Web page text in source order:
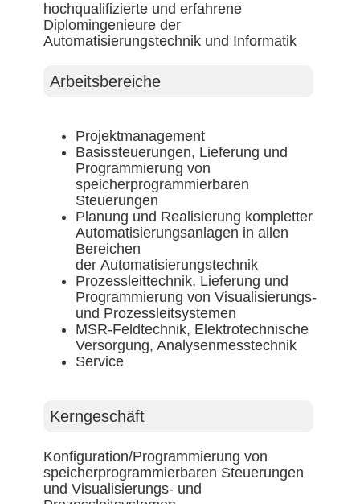
hochqualifizierte und erfahrene
Diplomingenieure der
Automatisierungstechnik und Informatik
Arbeitsbereiche
Projektmanagement
Basissteuerungen, Lieferung und
Programmierung von
speicherprogrammierbaren
Steuerungen
Planung und Realisierung kompletter
Automatisierungsanlagen in allen
Bereichen
der Automatisierungstechnik
Prozessleittechnik, Lieferung und
Programmierung von Visualisierungs-
und Prozessleitsystemen
MSR-Feldtechnik, Elektrotechnische
Versorgung, Analysenmesstechnik
Service
Kerngeschäft
Konfiguration/Programmierung von
speicherprogrammierbaren Steuerungen
und Visualisierungs- und